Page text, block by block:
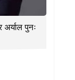
पुनः